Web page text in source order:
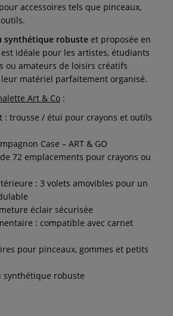
accessoires tels que pinceaux,
synthétique robuste et proposée en
est idéale pour les artistes, étudiants
ou amateurs de loisirs créatifs
matériel parfaitement organisé.
Art & Co :
: trousse / étui pour crayons et outils
Case – ART & GO
72 emplacements pour crayons ou
: 3 volets amovibles pour un
éclair sécurisée
: compatible avec carnet
pour pinceaux, gommes et petits
synthétique robuste